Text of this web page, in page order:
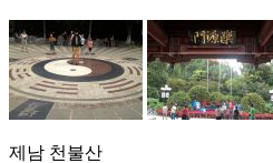
제남 천불산